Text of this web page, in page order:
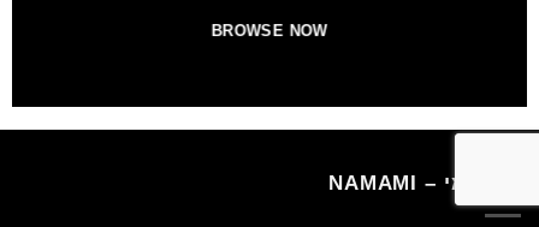
BROWSE NOW
נעמאמי – NAMAMI